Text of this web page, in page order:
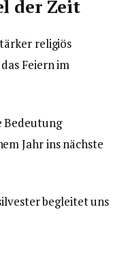
der Zeit
religiös
Feiern im
Bedeutung
Jahr ins nächste
begleitet uns